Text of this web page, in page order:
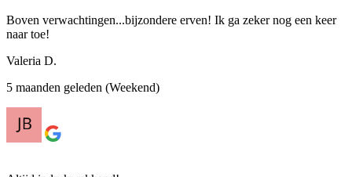
Boven verwachtingen...bijzondere erven! Ik ga zeker nog een keer
naar toe!
Valeria D.
5 maanden geleden (Weekend)